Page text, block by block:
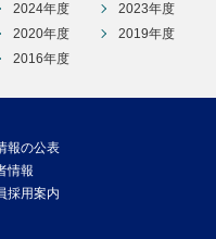
2024年度
2023年度
2020年度
2019年度
2016年度
報の公表
情報
採用案内